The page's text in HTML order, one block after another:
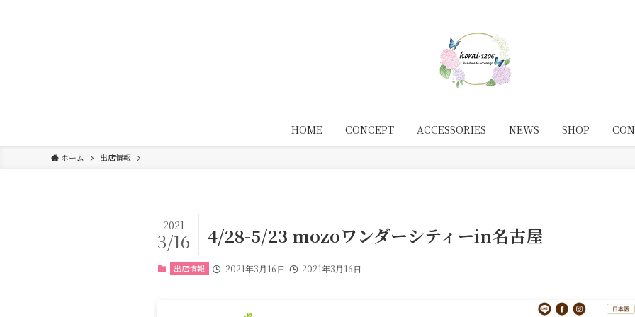
HOME CONCEPT ACCESSORIES NEWS SHOP
ホーム 出店情報
4/28-5/23 mozoワンダーシティーin名古屋
2021
3/16
出店情報 2021年3月16日 2021年3月16日